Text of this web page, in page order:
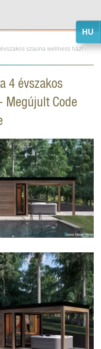
szauna wellness ház! -
4 évszakos
Megújult Code
HU